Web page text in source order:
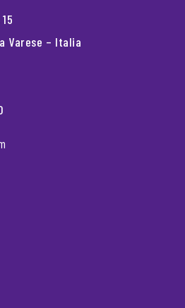
Varese – Italia